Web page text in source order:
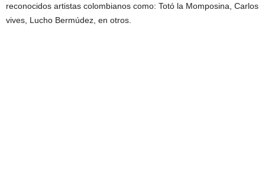
reconocidos artistas colombianos como: Totó la Momposina, Carlos
vives, Lucho Bermúdez, en otros.